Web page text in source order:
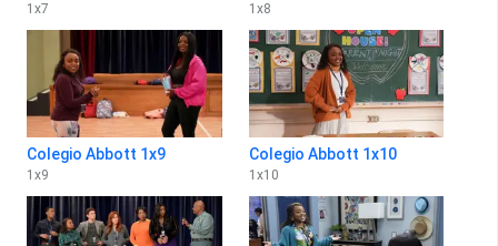
1 x7 1 x8
Colegio Abbott 1x9
1 x9
Colegio Abbott 1x10
1 x10